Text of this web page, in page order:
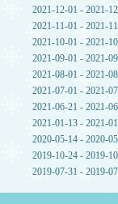
2021-12-01 - 2021-
2021-11-01 - 2021-
2021-10-01 - 2021-
2021-09-01 - 2021-
2021-08-01 - 2021-
2021-07-01 - 2021-
2021-06-21 - 2021-
2021-01-13 - 2021-
2020-05-14 - 2020-
2019-10-24 - 2019-
2019-07-31 - 2019-